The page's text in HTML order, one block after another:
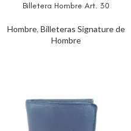
Billetera Hombre Art. 30
Hombre, Billeteras Signature de
Hombre